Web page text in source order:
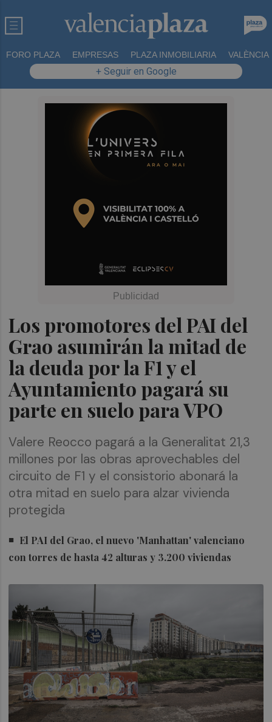
FORO PLAZA EMPRESAS PLAZA INMOBILIARIA VALÈNCIA
+ Seguir en Google
Los promotores del PAI del
Grao asumirán la mitad de
la deuda por la F1 y el
Ayuntamiento pagará su
parte en suelo para VPO
Valere Reocco pagará a la Generalitat 21,3
millones por las obras aprovechables del
circuito de F1 y el consistorio abonará la
otra mitad en suelo para alzar vivienda
protegida
El PAI del Grao, el nuevo 'Manhattan' valenciano
con torres de hasta 42 alturas y 3.200 viviendas